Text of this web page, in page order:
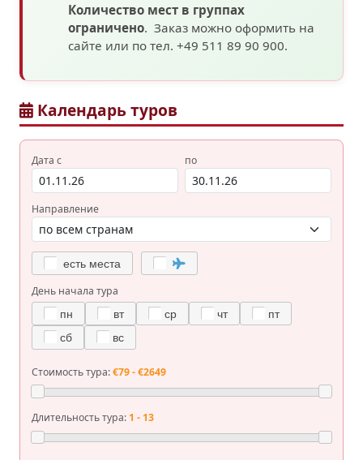
Количество мест в группах
ограничено. Заказ можно оформить на
сайте или по тел. +49 511 89 90 900.
Календарь туров
Дата с по
Направление
есть места
День начала тура
пн вт ср чт
пт
сб
вс
Стоимость тура:€79 - €2649
Длительность тура: 1 - 13